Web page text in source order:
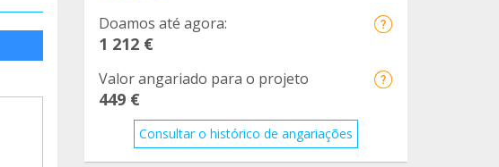
Doamos até agora:
1 212 €
Valor angariado para o projeto
449 €
Consultar o histórico de angariações